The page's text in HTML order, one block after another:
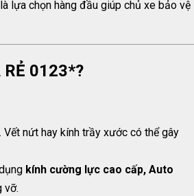
là lựa chọn hàng đầu giúp chủ xe bảo vệ
RẺ 0123*?
. Vết nứt hay kính trầy xước có thể gây
kính cường lực cao cấp, Auto
vỡ.